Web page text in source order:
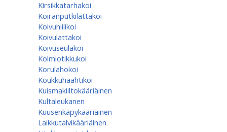
Kirsikkatarhakoi
Koiranputkilattakoi
Koivuhiilikoi
Koivulattakoi
Koivuseulakoi
Kolmiotikkukoi
Korulahokoi
Koukkuhaahtikoi
Kuismakiiltokääriäinen
Kultaleukanen
Kuusenkäpykääriäinen
Laikkutalvikääriäinen